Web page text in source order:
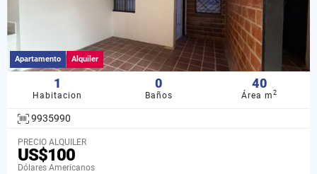
Apartamento Alquiler
1
Habitacion
0
Baños
40
Área m2
9935990
PRECIO ALQUILER
US$100
Dólares Americanos